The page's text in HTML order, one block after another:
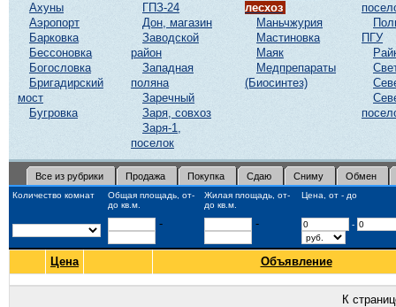
Ахуны
Аэропорт
Барковка
Бессоновка
Богословка
Бригадирский
мост
Бугровка
ГПЗ-24
Дон, магазин
Заводской
район
Западная
поляна
Заречный
Заря, совхоз
Заря-1,
поселок
лесхоз
Маньчжурия
Мастиновка
Маяк
Медпрепараты
(Биосинтез)
ПГУ
Все из рубрики Продажа Покупка Сдаю Сниму Обмен
Количество комнат
Общая площадь, от-
до кв.м.
Жилая площадь, от-
до кв.м.
Цена, от - до
- - -
Цена Объявление
К